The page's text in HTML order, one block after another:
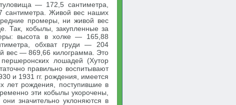
— 172,5 сантиметра,
сантиметра. Живой вес наших
промеры, ни живой вес
Так, кобылы, закупленные за
высота в холке — 165,88
обхват груди — 204
вес — 869,66 килограмма. Это
лошадей (Хутор
правильно воспитывают
и 1931 гг. рождения, имеется
лет рождения, поступившие в
эти кобылы укорочены,
значительно уклоняются в